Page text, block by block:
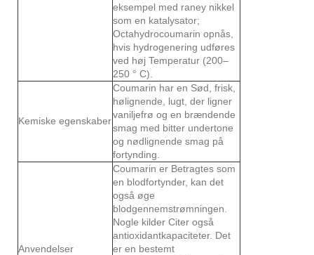
eksempel med raney nikkel
som en katalysator;
Octahydrocoumarin opnås,
hvis hydrogenering udføres
ved høj Temperatur (200–
250 ° C).
Kemiske egenskaber
Coumarin har en Sød, frisk,
hølignende, lugt, der ligner
vaniljefrø og en brændende
smag med bitter undertone
og nødlignende smag på
fortynding.
Anvendelser
Coumarin er Betragtes som
en blodfortynder, kan det
også øge
blodgennemstrømningen.
Nogle kilder Citer også
antioxidantkapaciteter. Det
er en bestemt